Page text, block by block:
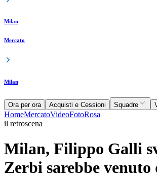
Milan
Mercato
Milan
Ora per ora Acquisti e Cessioni Squadre
HomeMercatoVideoFotoRosa
il retroscena
Milan, Filippo Galli
Zerbi sarebbe venuto